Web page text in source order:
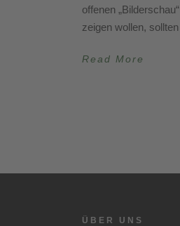
offenen
zeigen wollen,
Read More
ÜBER UNS